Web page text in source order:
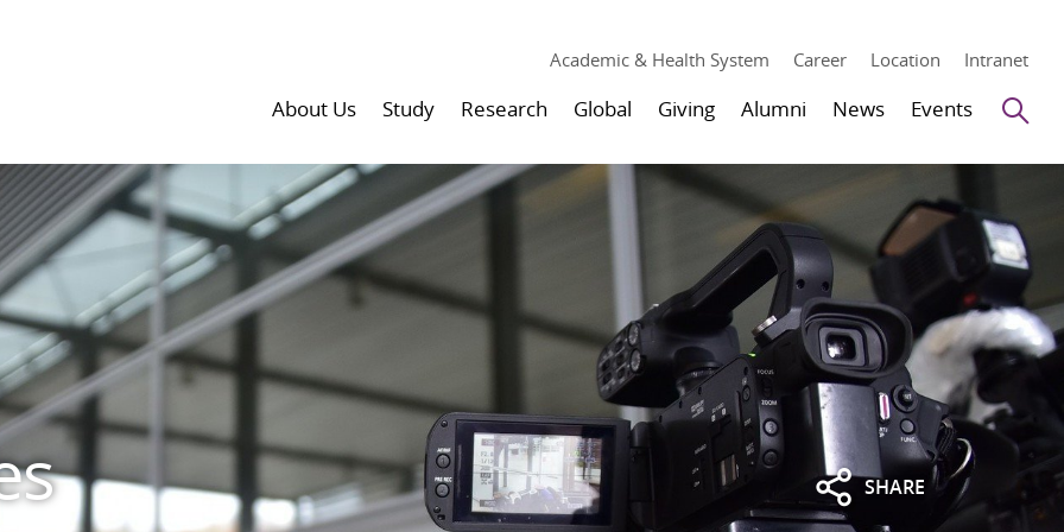
Academic & Health System Career Location Intranet
About Us Study Research Global Giving Alumni News Events
SHARE